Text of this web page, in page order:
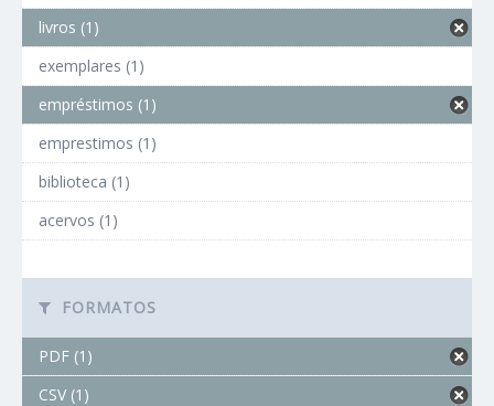
livros (1)
exemplares (1)
empréstimos (1)
emprestimos (1)
biblioteca (1)
acervos (1)
FORMATOS
PDF (1)
CSV (1)